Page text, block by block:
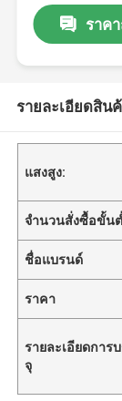
ราค
รายละเอียดสิน
แสงสูง:
จำนวนสั่งซื้อขั้น
ชื่อแบรนด์
ราคา
รายละเอียดการ
จุ